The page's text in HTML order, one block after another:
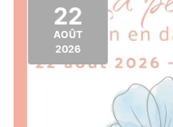
22
AOÛT
2026